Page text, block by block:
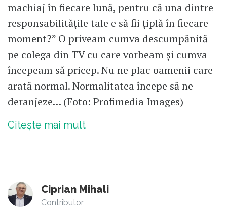
machiaj în fiecare lună, pentru că una dintre
responsabilitățile tale e să fii țiplă în fiecare
moment?” O priveam cumva descumpănită
pe colega din TV cu care vorbeam și cumva
începeam să pricep. Nu ne plac oamenii care
arată normal. Normalitatea începe să ne
deranjeze… (Foto: Profimedia Images)
Citește mai mult
Ciprian Mihali
Contributor